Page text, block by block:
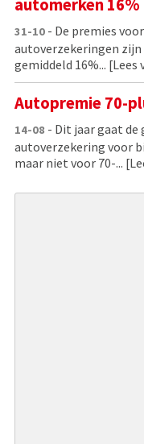
automerken
31-10- De premies
autoverzekeringen zijn
gemiddeld 16%... [Lees
Autopremie 70-
14-08 - Dit jaar gaat de
autoverzekering voor
maar niet voor 70-...